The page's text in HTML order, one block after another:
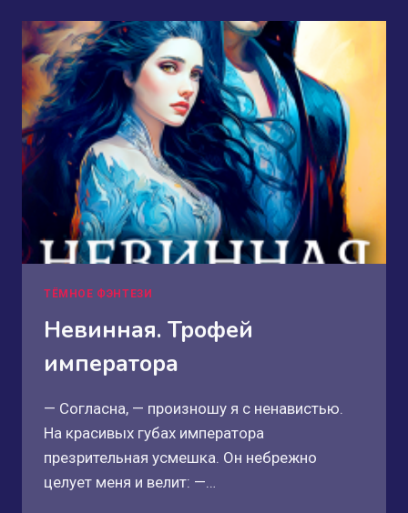
ТЁМНОЕ ФЭНТЕЗИ
Невинная. Трофей
императора
— Согласна, — произношу я с ненавистью.
На красивых губах императора
презрительная усмешка. Он небрежно
целует меня и велит: —…